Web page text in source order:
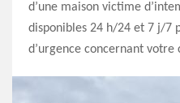
d’une maison victime
disponibles 24 h/24 et 7 j/7
d’urgence concernant votre